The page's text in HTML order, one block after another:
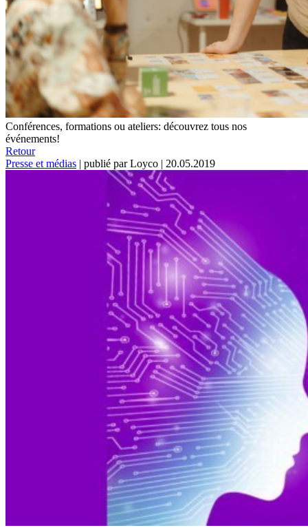
Conférences, formations ou ateliers: découvrez tous nos
événements!
Retour
Presse et médias | publié par Loyco | 20.05.2019